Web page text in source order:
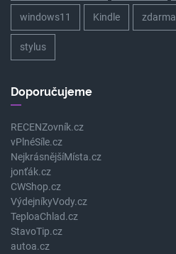
windows11 Kindle zdarma
stylus
Doporučujeme
RECENZovník.cz
vPlnéSíle.cz
NejkrásnějšíMísta.cz
jonťák.cz
CWShop.cz
VýdejníkyVody.cz
TeploaChlad.cz
StavoTip.cz
autoa.cz